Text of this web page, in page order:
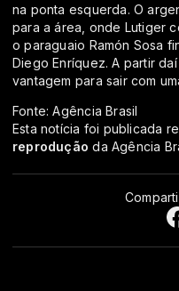
na ponta esquerda. O
para a área, onde Lutiger
o paraguaio Ramón Sosa
Diego Enríquez. A partir
vantagem para sair com
Fonte: Agência Brasil
Esta notícia foi publicada
reprodução da Agência